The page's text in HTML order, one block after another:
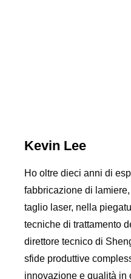
Kevin Lee
Ho oltre dieci anni di
fabbricazione di
taglio laser, nella
tecniche di trattamento
direttore tecnico di
sfide produttive
innovazione e qualità in